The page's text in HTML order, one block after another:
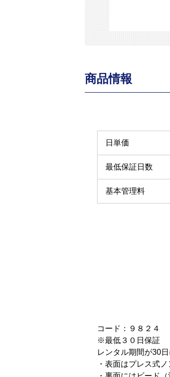
商品情報
日単価
最低保証日数
基本管理料
コード：９８２４
※最低３０日保証
レンタル期間が30
・表面はプレス式